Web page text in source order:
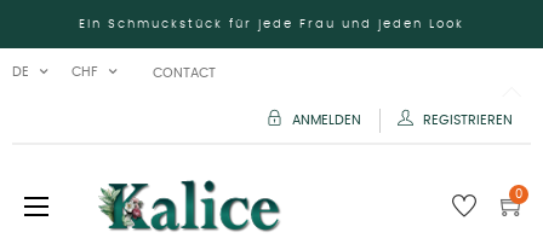
Ein Schmuckstück für jede Frau und jeden Look
DE CHF CONTACT
ANMELDEN REGISTRIEREN
Umschalten
☰ 0